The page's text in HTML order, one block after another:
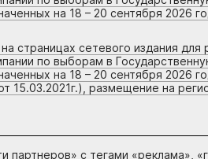
на 18 – 20 сентября 2026
страницах сетевого издания для
по выборам в
на 18 – 20 сентября 2026
15.03.2021г.), размещение на
партнеров» с тегами «реклама»,